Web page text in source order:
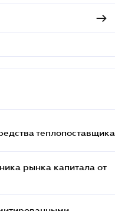
теплопоставщика
рынка капитала от